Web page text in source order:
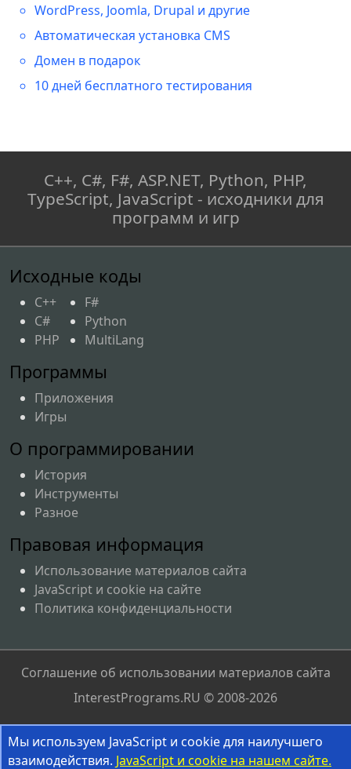
WordPress, Joomla, Drupal и другие
Автоматическая установка CMS
Домен в подарок
10 дней бесплатного тестирования
C++, C#, F#, ASP.NET, Python, PHP,
TypeScript, JavaScript - исходники для
программ и игр
Исходные коды
C++
C#
PHP
F#
Python
MultiLang
Программы
Приложения
Игры
О программировании
История
Инструменты
Разное
Правовая информация
Использование материалов сайта
JavaScript и cookie на сайте
Политика конфиденциальности
Соглашение об использовании материалов сайта
InterestPrograms.RU © 2008-2026
Мы используем JavaScript и cookie для наилучшего
взаимодействия. JavaScript и cookie на нашем сайте.